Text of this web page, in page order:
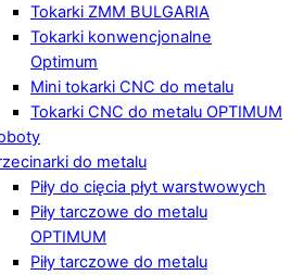
Tokarki ZMM BULGARIA
Tokarki konwencjonalne
Optimum
Mini tokarki CNC do metalu
Tokarki CNC do metalu OPTIMUM
do metalu
Piły do cięcia płyt warstwowych
Piły tarczowe do metalu
OPTIMUM
Piły tarczowe do metalu